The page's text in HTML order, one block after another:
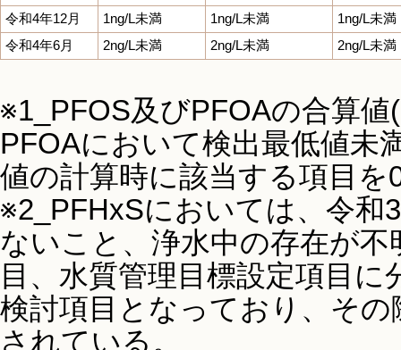
令和4年12月
1ng/L未満 1ng/L未満
1ng/L未満
令和4年6月
2ng/L未満 2ng/L未満 2ng/L未満
※1_PFOS及びPFOAの合算
PFOAにおいて検出最低値未
値の計算時に該当する項目
※2_PFHxSにおいては、令和
ないこと、浄水中の存在が
目、水質管理目標設定項目
検討項目となっており、そ
されている。